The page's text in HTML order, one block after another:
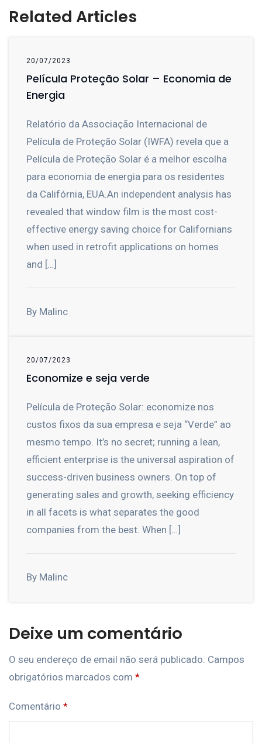
Related Articles
20/07/2023
Película Proteção Solar – Economia de
Energia
Relatório da Associação Internacional de
Película de Proteção Solar (IWFA) revela que a
Película de Proteção Solar é a melhor escolha
para economia de energia para os residentes
da Califórnia, EUA.An independent analysis has
revealed that window film is the most cost-
effective energy saving choice for Californians
when used in retrofit applications on homes
and […]
By Malinc
20/07/2023
Economize e seja verde
Película de Proteção Solar: economize nos
custos fixos da sua empresa e seja “Verde” ao
mesmo tempo. It’s no secret; running a lean,
efficient enterprise is the universal aspiration of
success-driven business owners. On top of
generating sales and growth, seeking efficiency
in all facets is what separates the good
companies from the best. When […]
By Malinc
Deixe um comentário
O seu endereço de email não será publicado. Campos
obrigatórios marcados com *
Comentário *